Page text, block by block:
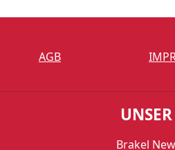
AGB
Brakel